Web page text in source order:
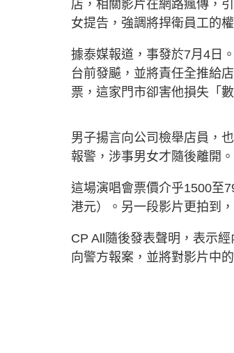
店，相關影片在網路瘋傳，
女提告，強調將捍衛員工的
據泰媒報道，事發於7月4日
台前發飇，並將責任全推給
票，這家門市卻害他損失「
男子揚言向公司檢舉店員，
報警，涉事男女才隨後離開。
這場演唱會票價介乎1500至
港元）。另一段影片更拍到
CP All隨後發表聲明，表示
向警方報案，並將對影片中